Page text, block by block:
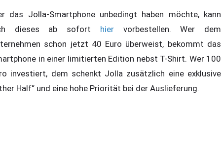
das Jolla-Smartphone unbedingt haben möchte, kann
dieses ab sofort hiervorbestellen. Wer dem
schon jetzt 40 Euro überweist, bekommt das
in einer limitierten Edition nebst T-Shirt. Wer 100
investiert, dem schenkt Jolla zusätzlich eine exklusive
Half“ und eine hohe Priorität bei der Auslieferung.